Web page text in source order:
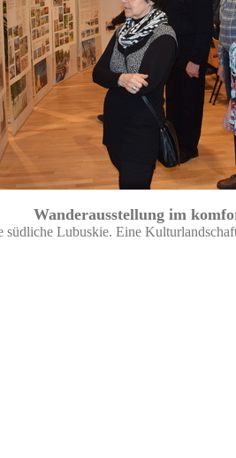
Wanderausstellung im
südliche Lubuskie. Eine